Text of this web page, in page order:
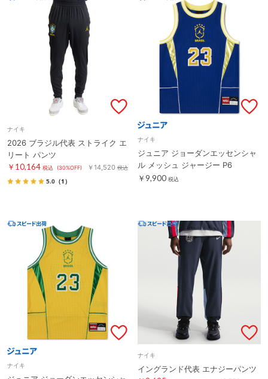
ナイキ
2026 ブラジル代表 ストライク エ
リート パンツ
￥10,164 税込 (30%OFF) ￥14,520 税込
5.0 （1）
ナイキ
ジュニア ジョーダンエッセンシャ
ル メッシュ ジャージー P6
￥9,900 税込
ナイキ
ナイキ
イングランド代表 エナジーパンツ